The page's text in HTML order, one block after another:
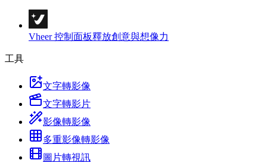
Vheer 控制面板釋放創意與想像力
工具
文字轉影像
文字轉影片
影像轉影像
多重影像轉影像
圖片轉視訊